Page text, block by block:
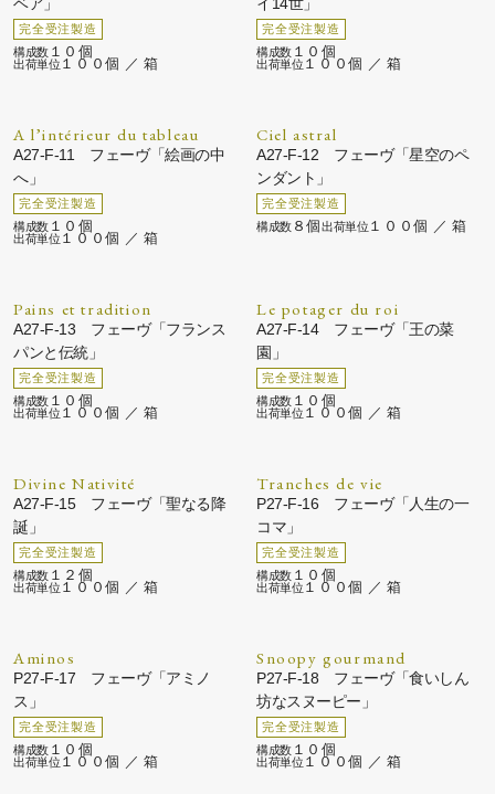
１０個
１００個 ／ 箱
１０個
１００個 ／ 箱
A l’intérieur du tableau
A27-F-11 フェーヴ「絵画の中
へ」
１０個
１００個 ／ 箱
Ciel astral
A27-F-12 フェーヴ「星空のペ
ンダント」
８個 １００個 ／ 箱
Pains et tradition
A27-F-13 フェーヴ「フランス
パンと伝統」
１０個
１００個 ／ 箱
Le potager du roi
A27-F-14 フェーヴ「王の菜
園」
１０個
１００個 ／ 箱
Divine Nativité
A27-F-15 フェーヴ「聖なる降
誕」
１２個
１００個 ／ 箱
Tranches de vie
P27-F-16 フェーヴ「人生の一
コマ」
１０個
１００個 ／ 箱
Aminos
P27-F-17 フェーヴ「アミノ
ス」
１０個
１００個 ／ 箱
Snoopy gourmand
P27-F-18 フェーヴ「食いしん
坊なスヌーピー」
１０個
１００個 ／ 箱